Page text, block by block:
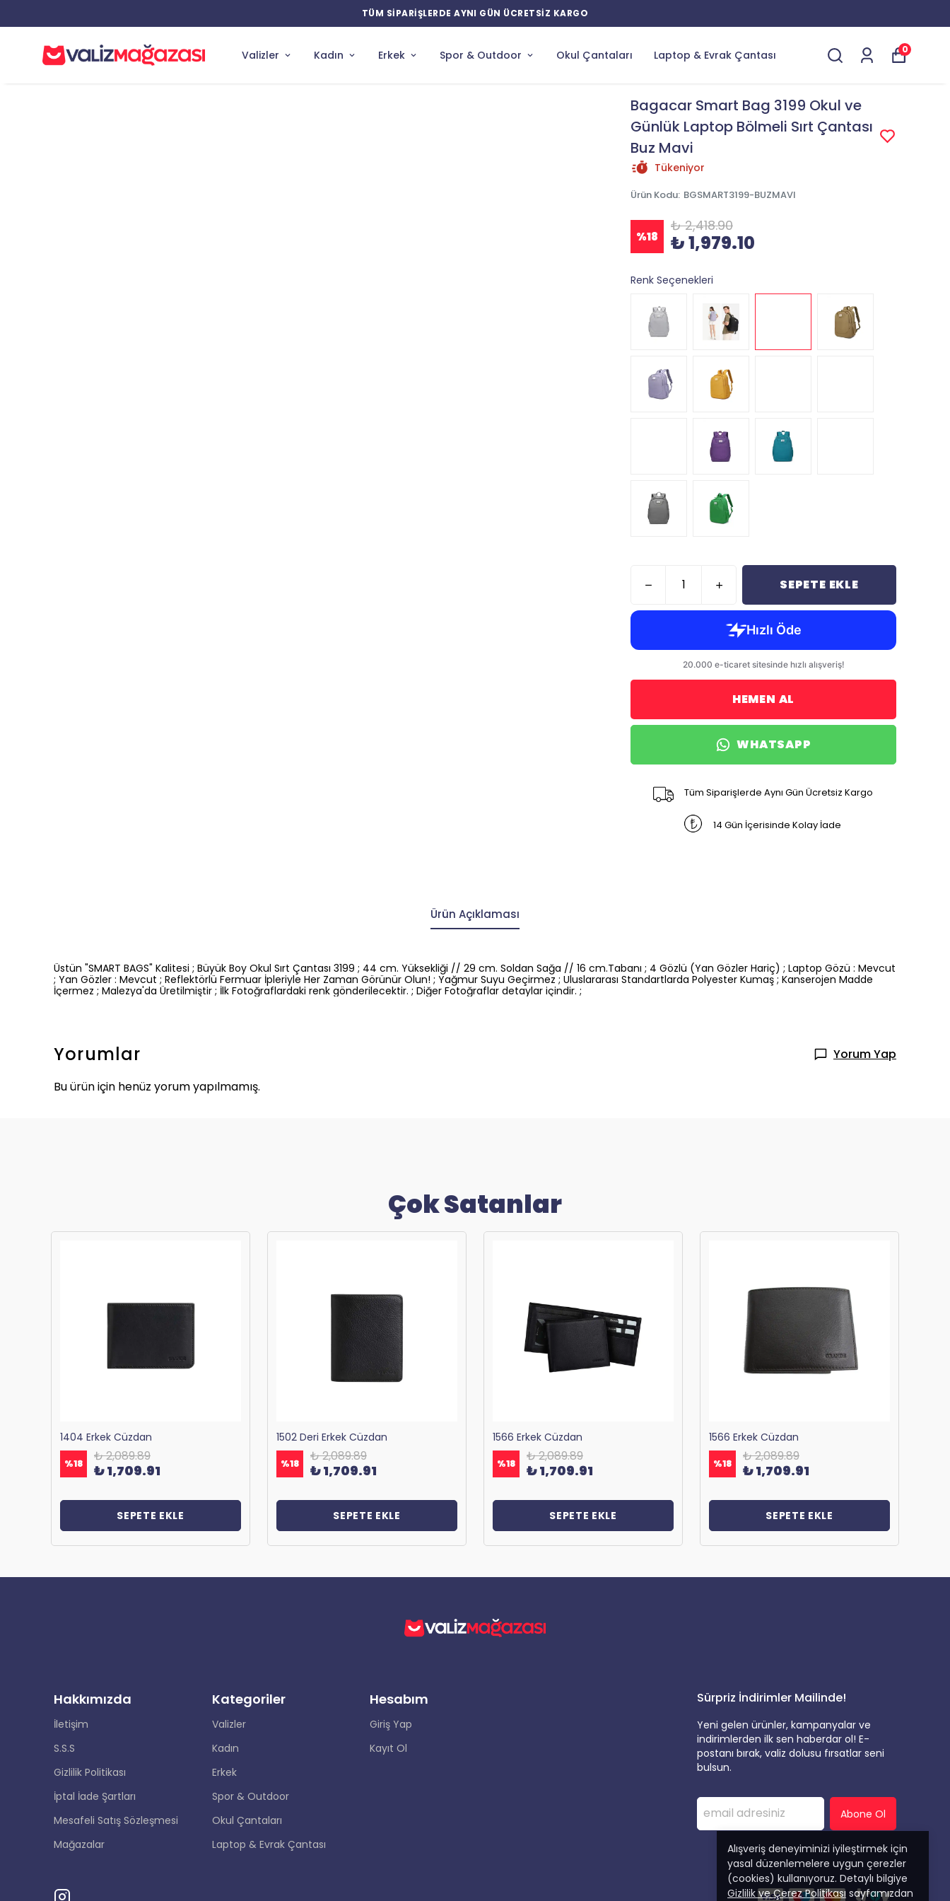
Valizler Kadın Erkek Spor & Outdoor Okul Çantaları Laptop & Evrak Çantası 0
Alışveriş deneyiminizi iyileştirmek için
yasal düzenlemelere uygun çerezler
(cookies) kullanıyoruz. Detaylı bilgiye
Gizlilik ve Çerez Politikası sayfamızdan
Bagacar Smart Bag 3199 Okul ve
Günlük Laptop Bölmeli Sırt Çantası
Buz Mavi
Tükeniyor
Ürün Kodu: BGSMART3199-BUZMAVI
%18
₺ 2,418.90
₺ 1,979.10
Renk Seçenekleri
SEPETE EKLE
HEMEN AL
WHATSAPP
Tüm Siparişlerde Aynı Gün Ücretsiz Kargo
14 Gün İçerisinde Kolay İade
Ürün Açıklaması
Üstün "SMART BAGS" Kalitesi ; Büyük Boy Okul Sırt Çantası 3199 ; 44 cm. Yüksekliği // 29 cm. Soldan Sağa // 16 cm.Tabanı ; 4 Gözlü (Yan Gözler Hariç) ; Laptop Gözü : Mevcut
; Yan Gözler : Mevcut ; Reflektörlü Fermuar İpleriyle Her Zaman Görünür Olun! ; Yağmur Suyu Geçirmez ; Uluslararası Standartlarda Polyester Kumaş ; Kanserojen Madde
İçermez ; Malezya'da Üretilmiştir ; İlk Fotoğraflardaki renk gönderilecektir. ; Diğer Fotoğraflar detaylar içindir. ;
Yorumlar
Yorum Yap
Bu ürün için henüz yorum yapılmamış.
Çok Satanlar
1404 Erkek Cüzdan
%18 ₺ 2,089.89
₺ 1,709.91
SEPETE EKLE
1502 Deri Erkek Cüzdan
%18 ₺ 2,089.89
₺ 1,709.91
SEPETE EKLE
1566 Erkek Cüzdan
%18 ₺ 2,089.89
₺ 1,709.91
SEPETE EKLE
1566 Erkek Cüzdan
%18 ₺ 2,089.89
₺ 1,709.91
SEPETE EKLE
Hakkımızda
İletişim
S.S.S
Gizlilik Politikası
İptal İade Şartları
Mesafeli Satış Sözleşmesi
Mağazalar
Kategoriler
Valizler
Kadın
Erkek
Spor & Outdoor
Okul Çantaları
Laptop & Evrak Çantası
Hesabım
Giriş Yap
Kayıt Ol
Sürpriz İndirimler Mailinde!
Yeni gelen ürünler, kampanyalar ve
indirimlerden ilk sen haberdar ol! E-
postanı bırak, valiz dolusu fırsatlar seni
bulsun.
Abone Ol